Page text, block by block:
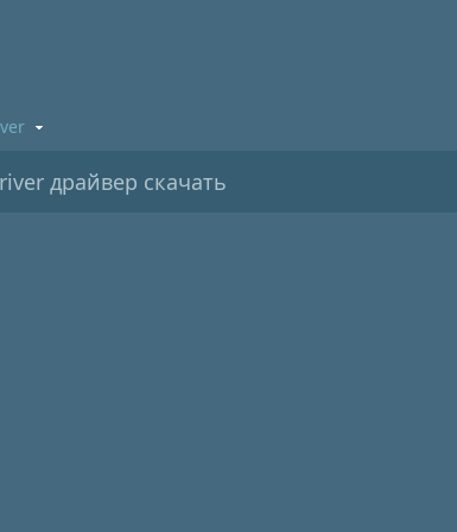
драйвер скачать